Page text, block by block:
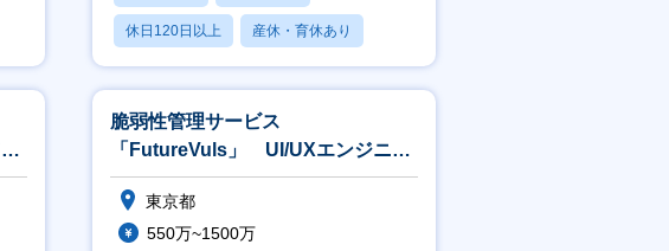
休日120日以上 産休・育休あり
賞与あり
脆弱性管理サービス
「FutureVuls」 UI/UXエンジニア
兼 クリエイティブディレクター
東京都
550万~1500万